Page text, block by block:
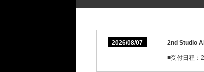
2026/08/07 2nd Studio
■受付日程：